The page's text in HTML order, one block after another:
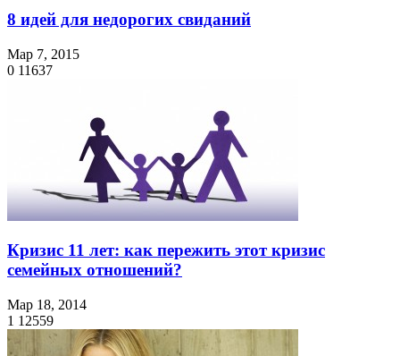
8 идей для недорогих свиданий
Мар 7, 2015
0 11637
Кризис 11 лет: как пережить этот кризис
семейных отношений?
Мар 18, 2014
1 12559